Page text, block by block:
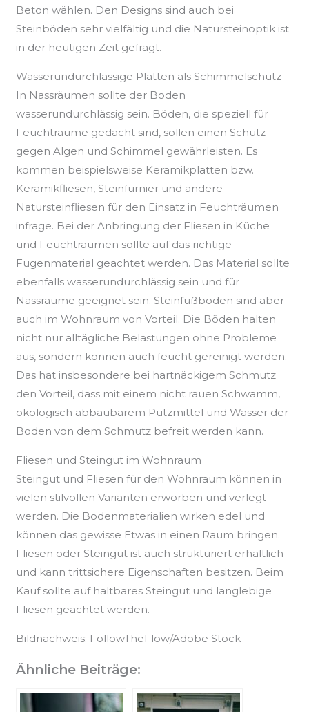
Beton wählen. Den Designs sind auch bei
Steinböden sehr vielfältig und die Natursteinoptik ist
in der heutigen Zeit gefragt.
Wasserundurchlässige Platten als Schimmelschutz
In Nassräumen sollte der Boden
wasserundurchlässig sein. Böden, die speziell für
Feuchträume gedacht sind, sollen einen Schutz
gegen Algen und Schimmel gewährleisten. Es
kommen beispielsweise Keramikplatten bzw.
Keramikfliesen, Steinfurnier und andere
Natursteinfliesen für den Einsatz in Feuchträumen
infrage. Bei der Anbringung der Fliesen in Küche
und Feuchträumen sollte auf das richtige
Fugenmaterial geachtet werden. Das Material sollte
ebenfalls wasserundurchlässig sein und für
Nassräume geeignet sein. Steinfußböden sind aber
auch im Wohnraum von Vorteil. Die Böden halten
nicht nur alltägliche Belastungen ohne Probleme
aus, sondern können auch feucht gereinigt werden.
Das hat insbesondere bei hartnäckigem Schmutz
den Vorteil, dass mit einem nicht rauen Schwamm,
ökologisch abbaubarem Putzmittel und Wasser der
Boden von dem Schmutz befreit werden kann.
Fliesen und Steingut im Wohnraum
Steingut und Fliesen für den Wohnraum können in
vielen stilvollen Varianten erworben und verlegt
werden. Die Bodenmaterialien wirken edel und
können das gewisse Etwas in einen Raum bringen.
Fliesen oder Steingut ist auch strukturiert erhältlich
und kann trittsichere Eigenschaften besitzen. Beim
Kauf sollte auf haltbares Steingut und langlebige
Fliesen geachtet werden.
Bildnachweis: FollowTheFlow/Adobe Stock
Ähnliche Beiträge: